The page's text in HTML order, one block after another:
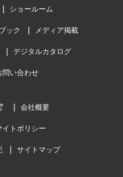
ショールーム
ック メディア掲載
デジタルカタログ
問い合わせ
会社概要
イトポリシー
サイトマップ